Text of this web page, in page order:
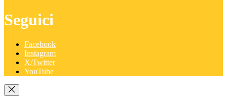
Seguici
Facebook
Instagram
X/Twitter
YouTube